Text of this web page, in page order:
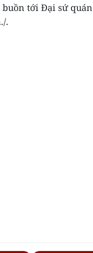
tới Đại sứ
.